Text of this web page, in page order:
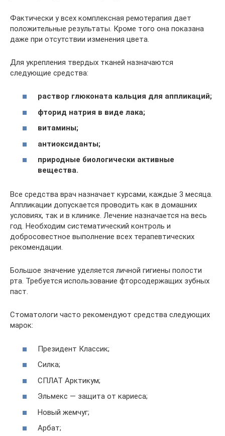
Фактически у всех комплексная ремотерапия дает
положительные результаты. Кроме того она показана
даже при отсутствии изменения цвета.
Для укрепления твердых тканей назначаются
следующие средства:
раствор глюконата кальция для аппликаций;
фторид натрия в виде лака;
витамины;
антиоксиданты;
природные биологически активные
вещества.
Все средства врач назначает курсами, каждые 3 месяца.
Аппликации допускается проводить как в домашних
условиях, так и в клинике. Лечение назначается на весь
год. Необходим систематический контроль и
добросовестное выполнение всех терапевтических
рекомендации.
Большое значение уделяется личной гигиены полости
рта. Требуется использование фторсодержащих зубных
паст.
Стоматологи часто рекомендуют средства следующих
марок:
Президент Классик;
Силка;
СПЛАТ Арктикум;
Эльмекс — защита от кариеса;
Новый жемчуг;
Арбат;